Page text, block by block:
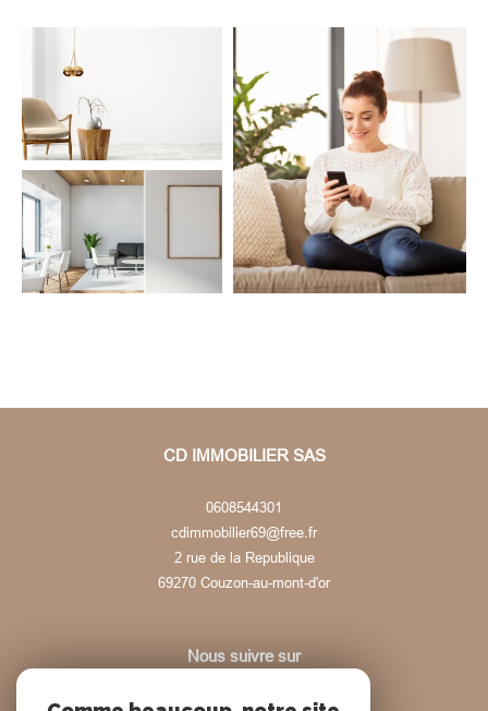
CD IMMOBILIER SAS
0608544301
cdimmobilier69@free.fr
2 rue de la Republique
69270
couzon-au-mont-d'or
Nous suivre sur